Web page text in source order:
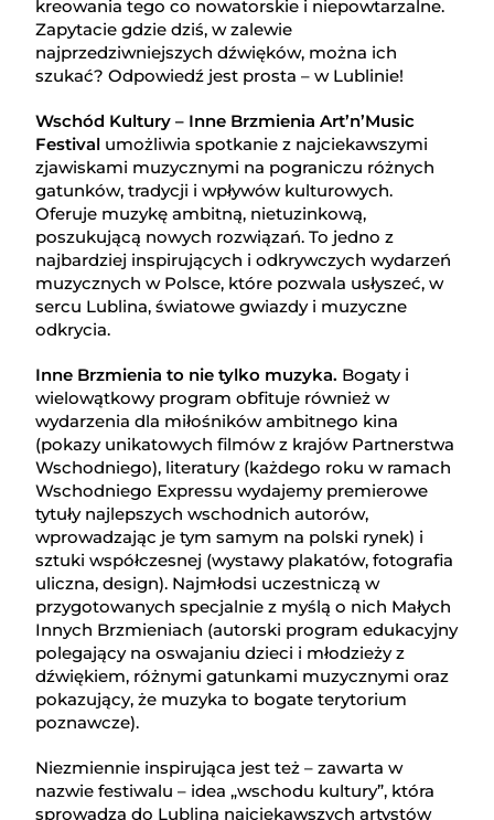
kreowania tego co nowatorskie i niepowtarzalne.
Zapytacie gdzie dziś, w zalewie
najprzedziwniejszych dźwięków, można ich
szukać? Odpowiedź jest prosta – w Lublinie!
Wschód Kultury – Inne Brzmienia Art’n’Music
Festival umożliwia spotkanie z najciekawszymi
zjawiskami muzycznymi na pograniczu różnych
gatunków, tradycji i wpływów kulturowych.
Oferuje muzykę ambitną, nietuzinkową,
poszukującą nowych rozwiązań. To jedno z
najbardziej inspirujących i odkrywczych wydarzeń
muzycznych w Polsce, które pozwala usłyszeć, w
sercu Lublina, światowe gwiazdy i muzyczne
odkrycia.
Inne Brzmienia to nie tylko muzyka. Bogaty i
wielowątkowy program obfituje również w
wydarzenia dla miłośników ambitnego kina
(pokazy unikatowych filmów z krajów Partnerstwa
Wschodniego), literatury (każdego roku w ramach
Wschodniego Expressu wydajemy premierowe
tytuły najlepszych wschodnich autorów,
wprowadzając je tym samym na polski rynek) i
sztuki współczesnej (wystawy plakatów, fotografia
uliczna, design). Najmłodsi uczestniczą w
przygotowanych specjalnie z myślą o nich Małych
Innych Brzmieniach (autorski program edukacyjny
polegający na oswajaniu dzieci i młodzieży z
dźwiękiem, różnymi gatunkami muzycznymi oraz
pokazujący, że muzyka to bogate terytorium
poznawcze).
Niezmiennie inspirująca jest też – zawarta w
nazwie festiwalu – idea „wschodu kultury”, która
sprowadza do Lublina najciekawszych artystów